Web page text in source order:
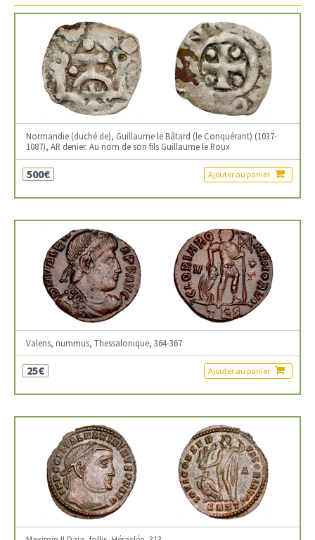
Normandie (duché de), Guillaume le Bâtard (le Conquérant) (1037-
1087), AR denier. Au nom de son fils Guillaume le Roux
500€ Ajouter au panier
Valens, nummus, Thessalonique, 364-367
25€ Ajouter au panier